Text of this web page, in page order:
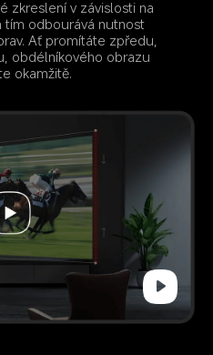
zkreslení v závislosti na
tím odbourává nutnost
Ať promítáte zpředu,
obdélníkového obrazu
okamžitě.